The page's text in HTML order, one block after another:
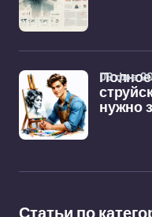
нужно
09 фев
Статьи по